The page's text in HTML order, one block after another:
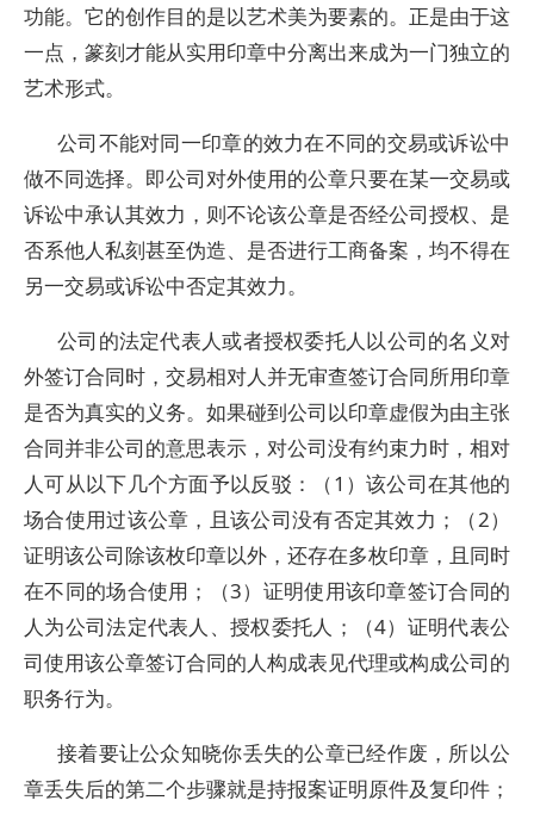
功能。它的创作目的是以艺术美为要素的。正是由于这
一点，篆刻才能从实用印章中分离出来成为一门独立的
艺术形式。
公司不能对同一印章的效力在不同的交易或诉讼中
做不同选择。即公司对外使用的公章只要在某一交易或
诉讼中承认其效力，则不论该公章是否经公司授权、是
否系他人私刻甚至伪造、是否进行工商备案，均不得在
另一交易或诉讼中否定其效力。
公司的法定代表人或者授权委托人以公司的名义对
外签订合同时，交易相对人并无审查签订合同所用印章
是否为真实的义务。如果碰到公司以印章虚假为由主张
合同并非公司的意思表示，对公司没有约束力时，相对
人可从以下几个方面予以反驳：（1）该公司在其他的
场合使用过该公章，且该公司没有否定其效力；（2）
证明该公司除该枚印章以外，还存在多枚印章，且同时
在不同的场合使用；（3）证明使用该印章签订合同的
人为公司法定代表人、授权委托人；（4）证明代表公
司使用该公章签订合同的人构成表见代理或构成公司的
职务行为。
接着要让公众知晓你丢失的公章已经作废，所以公
章丢失后的第二个步骤就是持报案证明原件及复印件；